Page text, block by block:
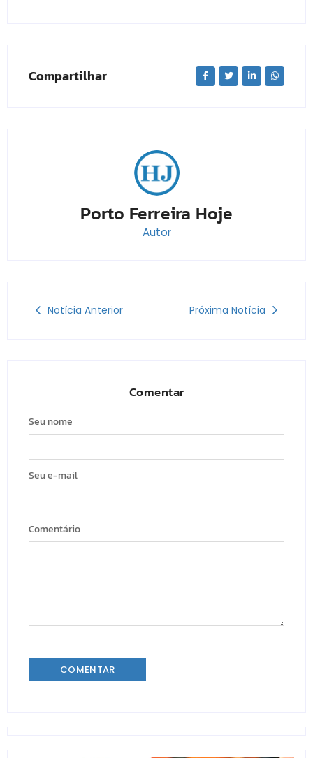
Compartilhar
Porto Ferreira Hoje
Autor
Notícia Anterior Próxima Notícia
Comentar
Seu nome
Seu e-mail
Comentário